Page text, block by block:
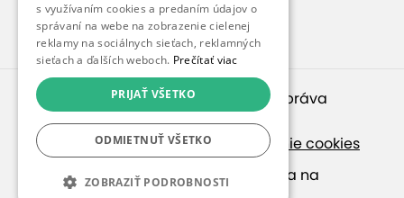
Pre partnerov
© 2010 – 2026inspirago s. r. o.
. Všetky práva
vyhradené.
Ochrana osobných údajov|
Nastavenie cookies
Ak hľadáte ponuky v češtine, pozrite sa na
s využívaním cookies a predaním údajov o
správaní na webe na zobrazenie cielenej
reklamy na sociálnych sieťach, reklamných
sieťach a ďalších weboch. Prečítať viac
PRIJAŤ VŠETKO
ODMIETNUŤ VŠETKO
ZOBRAZIŤ PODROBNOSTI